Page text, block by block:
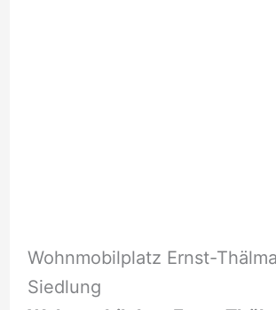
Wohnmobilplatz Ernst-
Siedlung